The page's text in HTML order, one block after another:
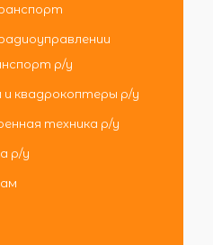
р/у
квадрокоптеры р/у
техника р/у
р/у